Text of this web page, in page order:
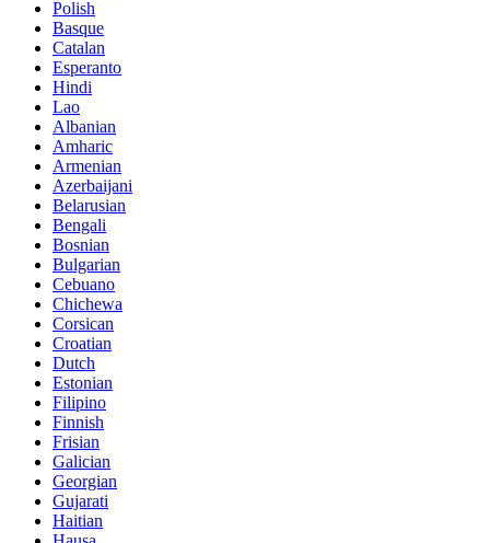
Polish
Basque
Catalan
Esperanto
Hindi
Lao
Albanian
Amharic
Armenian
Azerbaijani
Belarusian
Bengali
Bosnian
Bulgarian
Cebuano
Chichewa
Corsican
Croatian
Dutch
Estonian
Filipino
Finnish
Frisian
Galician
Georgian
Gujarati
Haitian